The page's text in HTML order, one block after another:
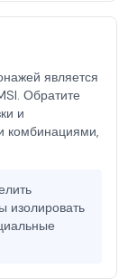
является
Обратите
и
комбинациями,
изолировать